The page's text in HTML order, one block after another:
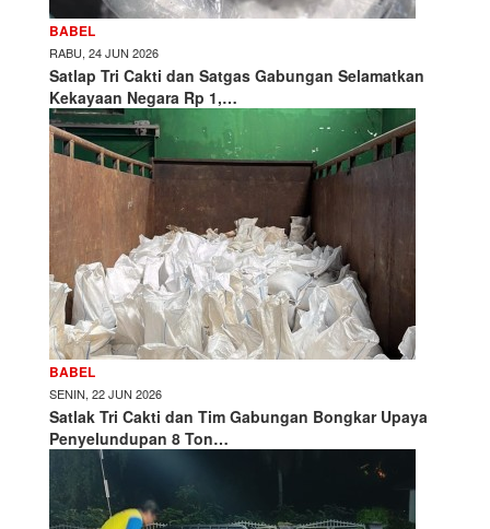
BABEL
RABU, 24 JUN 2026
Satlap Tri Cakti dan Satgas Gabungan Selamatkan
Kekayaan Negara Rp 1,…
BABEL
SENIN, 22 JUN 2026
Satlak Tri Cakti dan Tim Gabungan Bongkar Upaya
Penyelundupan 8 Ton…